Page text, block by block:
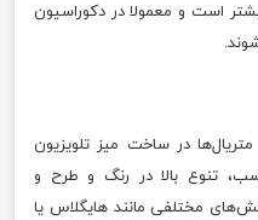
است و معمولا در دکوراسیون
در ساخت میز تلویزیون
تنوع بالا در رنگ و طرح و
مختلفی مانند هایگلاس یا